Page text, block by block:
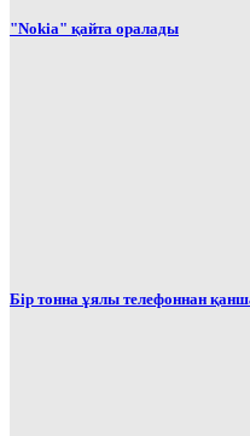
"Nokia" қайта оралады
Бір тонна ұялы телефоннан